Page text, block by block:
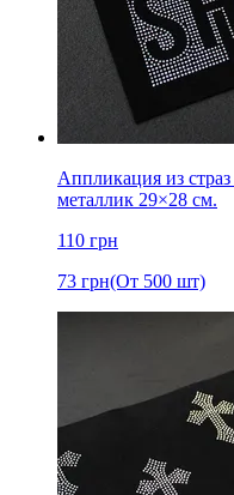
Аппликация из
металлик 29×28 см.
110 грн
73 грн(От 500 шт)